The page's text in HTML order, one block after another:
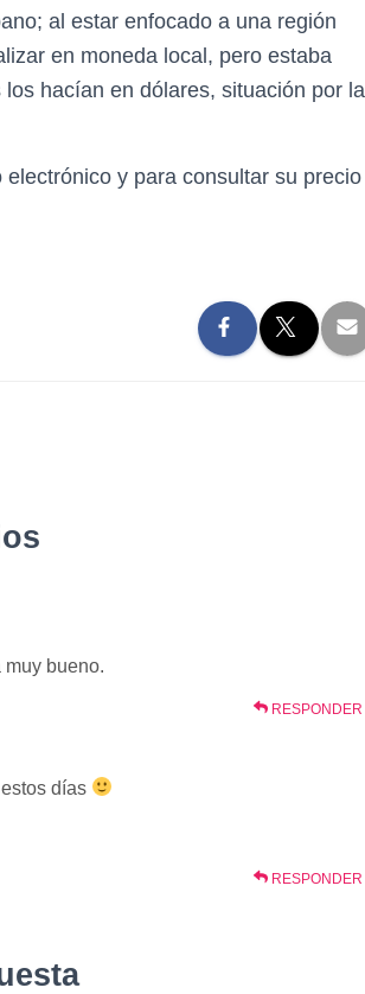
al estar enfocado a una región
en moneda local, pero estaba
hacían en dólares, situación por la
y para consultar su precio
muy bueno.
RESPONDER
días
RESPONDER